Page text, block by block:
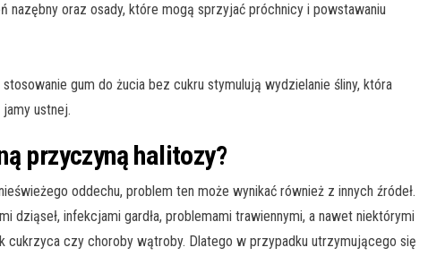
nazębny oraz osady, które mogą sprzyjać próchnicy i powstawaniu
gum do żucia bez cukru stymulują wydzielanie śliny, która
ustnej.
przyczyną halitozy?
oddechu, problem ten może wynikać również z innych źródeł.
dziąseł, infekcjami gardła, problemami trawiennymi, a nawet niektórymi
cukrzyca czy choroby wątroby. Dlatego w przypadku utrzymującego się